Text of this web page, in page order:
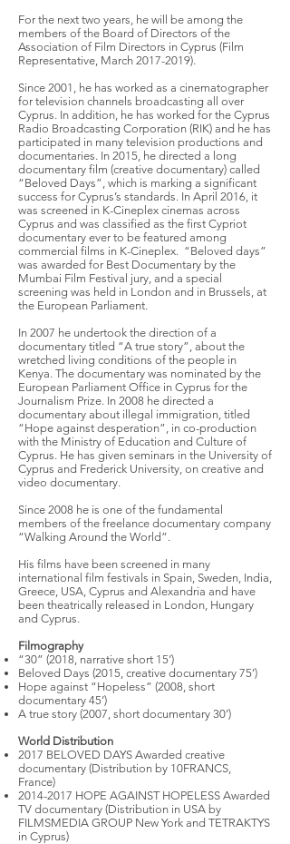
For the next two years, he will be among the
members of the Board of Directors of the
Association of Film Directors in Cyprus (Film
Representative, March 2017-2019).
Since 2001, he has worked as a cinematographer
for television channels broadcasting all over
Cyprus. In addition, he has worked for the Cyprus
Radio Broadcasting Corporation (RIK) and he has
participated in many television productions and
documentaries. In 2015, he directed a long
documentary film (creative documentary) called
“Beloved Days”, which is marking a significant
success for Cyprus’s standards. In April 2016, it
was screened in K-Cineplex cinemas across
Cyprus and was classified as the first Cypriot
documentary ever to be featured among
commercial films in K-Cineplex. “Beloved days”
was awarded for Best Documentary by the
Mumbai Film Festival jury, and a special
screening was held in London and in Brussels, at
the European Parliament.
In 2007 he undertook the direction of a
documentary titled “A true story”, about the
wretched living conditions of the people in
Kenya. The documentary was nominated by the
European Parliament Office in Cyprus for the
Journalism Prize. In 2008 he directed a
documentary about illegal immigration, titled
“Hope against desperation”, in co-production
with the Ministry of Education and Culture of
Cyprus. He has given seminars in the University of
Cyprus and Frederick University, on creative and
video documentary.
Since 2008 he is one of the fundamental
members of the freelance documentary company
“Walking Around the World”.
His films have been screened in many
international film festivals in Spain, Sweden, India,
Greece, USA, Cyprus and Alexandria and have
been theatrically released in London, Hungary
and Cyprus.
Filmography
“30” (2018, narrative short 15’)
Beloved Days (2015, creative documentary 75’)
Hope against “Hopeless” (2008, short
documentary 45’)
A true story (2007, short documentary 30’)
World Distribution
2017 BELOVED DAYS Awarded creative
documentary (Distribution by 10FRANCS,
France)
2014-2017 HOPE AGAINST HOPELESS Awarded
TV documentary (Distribution in USA by
FILMSMEDIA GROUP New York and TETRAKTYS
in Cyprus)